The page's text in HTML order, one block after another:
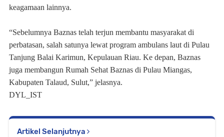
keagamaan lainnya.
“Sebelumnya Baznas telah terjun membantu masyarakat di
perbatasan, salah satunya lewat program ambulans laut di Pulau
Tanjung Balai Karimun, Kepulauan Riau. Ke depan, Baznas
juga membangun Rumah Sehat Baznas di Pulau Miangas,
Kabupaten Talaud, Sulut,” jelasnya.
DYL_IST
Artikel Selanjutnya